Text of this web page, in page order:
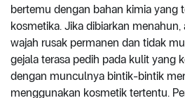
bertemu dengan bahan kimia yang
kosmetika. Jika dibiarkan
wajah rusak permanen dan tidak
gejala terasa pedih pada kulit yang
dengan munculnya bintik-bintik
menggunakan kosmetik tertentu.